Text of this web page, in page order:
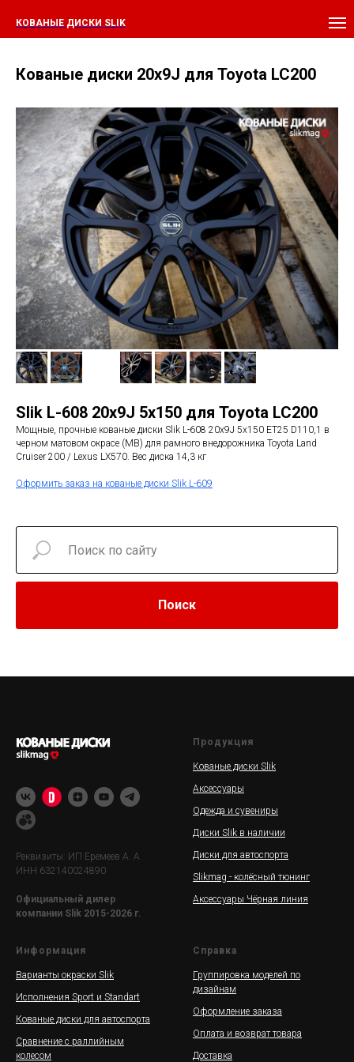
КОВАНЫЕ ДИСКИ SLIK
Кованые диски 20x9J для Toyota LC200
Slik L-608 20x9J 5х150 для Toyota LC200
Мощные, прочные кованые диски Slik L-608 20x9J 5х150 ET25 D110,1 в
черном матовом окрасе (МВ) для рамного внедорожника Toyota Land
Cruiser 200 / Lexus LX570. Вес диска 14,3 кг
Оформить заказ на кованые диски Slik L-609
Поиск
Реквизиты: ИП Еремеев А. А.
ИНН 632140024890
Официальный дилер
компании Slik 2015-2026 г.
Продукция
Кованые диски Slik
Аксессуары
Одежда и сувениры
Диски Slik в наличии
Диски для автоспорта
Slikmag - колёсный тюнинг
Аксессуары Чёрная линия
Информация
Варианты окраски Slik
Исполнения Sport и Standart
Кованые диски для автоспорта
Сравнение с раллийным
колесом
Справка
Группировка моделей по
дизайнам
Оформление заказа
Оплата и возврат товара
Доставка